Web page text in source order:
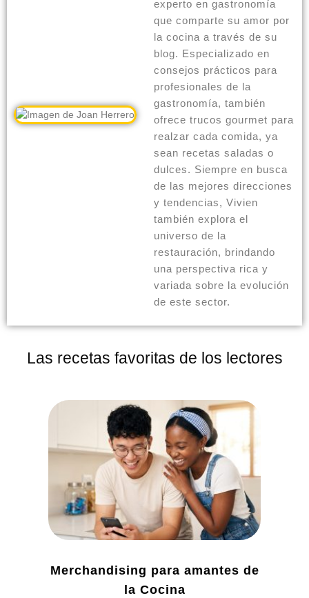
experto en gastronomía
que comparte su amor por
la cocina a través de su
blog. Especializado en
consejos prácticos para
profesionales de la
gastronomía, también
ofrece trucos gourmet para
realzar cada comida, ya
sean recetas saladas o
dulces. Siempre en busca
de las mejores direcciones
y tendencias, Vivien
también explora el
universo de la
restauración, brindando
una perspectiva rica y
variada sobre la evolución
de este sector.
Las recetas favoritas de los lectores
Merchandising para amantes de
la Cocina